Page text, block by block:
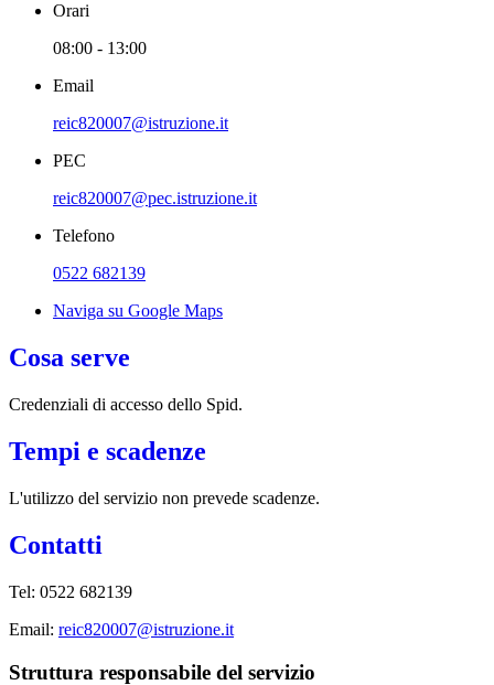
Orari
08:00 - 13:00
Email
reic820007@istruzione.it
PEC
reic820007@pec.istruzione.it
Telefono
0522 682139
Naviga su Google Maps
Cosa serve
Credenziali di accesso dello Spid.
Tempi e scadenze
L'utilizzo del servizio non prevede scadenze.
Contatti
Tel: 0522 682139
Email: reic820007@istruzione.it
Struttura responsabile del servizio